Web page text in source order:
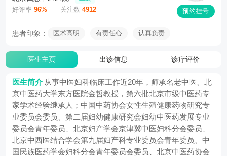
好评率96% 关注数4912 预约挂号
患者印象： 医术高明 有责任心 认真负责
医生主页 出诊信息 诊疗评价
医生简介 从事中医妇科临床工作近20年，师承名老中医、北
京中医药大学东方医院金哲教授，第六批北京市级中医药专
家学术经验继承人；中国中药协会女性生殖健康药物研究专
业委员会委员、第二届妇幼健康研究会妇幼中医药发展专业
委员会青年委员、北京妇产学会京津冀中医妇科分会委员、
北京中西医结合学会第九届妇产科专业委员会青年委员、中
国民族医药学会妇科分会青年委员会委员、北京中医药协会